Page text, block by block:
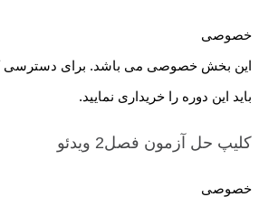
خصوصی
این بخش خصوصی می باشد. برای دسترسی
باید این دوره را خریداری نمایید.
کلیپ حل آزمون فصل2 ویدئو
خصوصی